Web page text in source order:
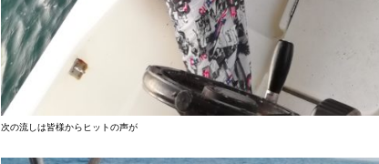
次の流しは皆様からヒットの声が